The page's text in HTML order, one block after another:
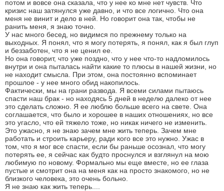
потом и вовсе она сказала, что у нее ко мне нет чувств. Что
кризис наш затянулся уже давно, и что все логично. Что она
меня не винит и дело в ней. Но говорит она так, чтобы не
ранить меня, я знаю точно.
У нас много бесед, но видимся по прежнему только на
выходных. Я понял, что я могу потерять, я понял, как я был глуп
и беззаботен, что я не ценил ее.
Но она говорит, что уже поздно, что у нее что-то надломилось
внутри и она пыталась найти какие то плюсы в нашей жизни, но
не находит смысла. При этом, она постоянно вспоминает
прошлое - у нее много обид накопилось.
Фактически, мы на грани развода. Я всеми силами пытаюсь
спасти наш брак - но находясь 5 дней в неделю далеко от нее
это сделать сложно. Я ее люблю больше всего на свете. Она
соглашается, что было и хорошее в наших отношениях, но все
это угасло, что ей тяжело тоже, но никак ничего не изменить.
Это ужасно, я не знаю зачем мне жить теперь. Зачем мне
работать и строить карьеру, ради кого все это нужно. Ужас в
том, что я мог все спасти, если бы раньше осознал, что могу
потерять ее, я сейчас как будто проснулся и взглянул на мою
любимую по новому. Формально мы еще вместе, но ее глаза
пустые и смотрит она на меня как на просто знакомого, но не
близкого человека, это очень больно.
Я не знаю как жить теперь....